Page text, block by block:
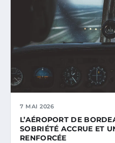
7 MAI 2026
L’AÉROPORT DE
SOBRIÉTÉ ACCRUE ET
RENFORCÉE